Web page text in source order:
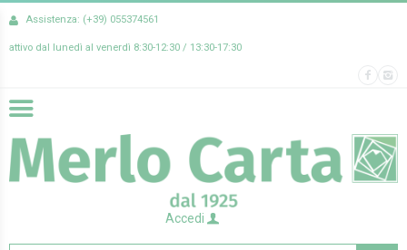
Assistenza: (+39) 055374561
attivo dal lunedì al venerdì 8:30-12:30 / 13:30-17:30
Accedi